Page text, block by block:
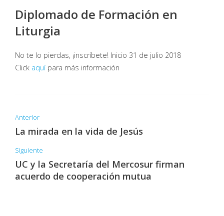
Diplomado de Formación en
Liturgia
No te lo pierdas, ¡inscríbete! Inicio 31 de julio 2018
Click aquípara más información
Anterior
La mirada en la vida de Jesús
Siguiente
UC y la Secretaría del Mercosur firman
acuerdo de cooperación mutua